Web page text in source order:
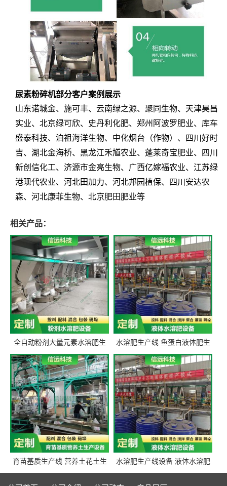
尿素粉碎机部分客户案例展示
山东诺城金、施可丰、云南绿之源、聚同生物、天津昊昌
实业、北京绿可欣、史丹利化肥、郑州阿波罗肥业、库车
盛泰科技、泊祖海洋生物、中化烟台（作物）、四川好时
吉、湖北金海桥、黑龙江禾馗农业、蓬莱奇宝肥业、四川
新创信化工、济源市金亮生物、广西亿嫁福农业、江苏绿
港现代农业、河北田加力、河北邦园植保、四川安达农
森、河北康菲生物、北京肥田肥业等
相关产品：
全自动粉剂大量元素水溶肥生
产设备 信远科技肥料生产设备
源头厂家
水溶肥生产线 鱼蛋白液体肥生
产设备 氨基酸液态肥全套设备
育苗基质生产线 营养土花土生
产线 有机肥生产线设备
水溶肥生产线设备 液体水溶肥
生产线 桶装液体水溶肥生产线